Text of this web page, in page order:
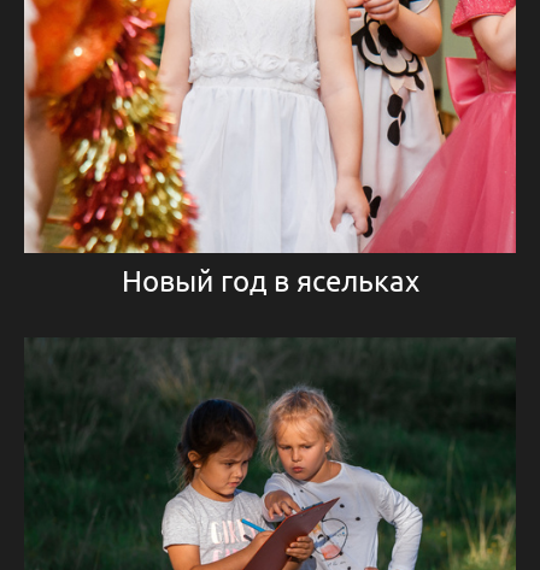
Новый год в ясельках